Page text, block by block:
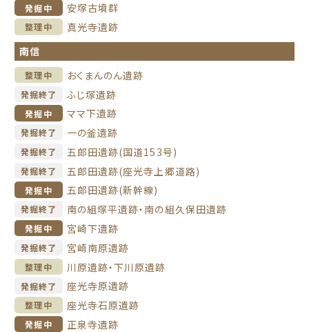
発掘中 安塚古墳群
整理中
真光寺遺跡
南信
整理中 おくまんのん遺跡
発掘終了 ふじ塚遺跡
発掘中 ママ下遺跡
発掘終了 一の釜遺跡
発掘終了 五郎田遺跡(国道153号)
発掘終了 五郎田遺跡(座光寺上郷道路)
発掘中 五郎田遺跡(新幹線)
発掘終了 南の組塚平遺跡・南の組久保田遺跡
発掘中 宮崎下遺跡
発掘終了 宮崎南原遺跡
整理中 川原遺跡・下川原遺跡
発掘終了 座光寺原遺跡
整理中 座光寺石原遺跡
発掘中 正泉寺遺跡